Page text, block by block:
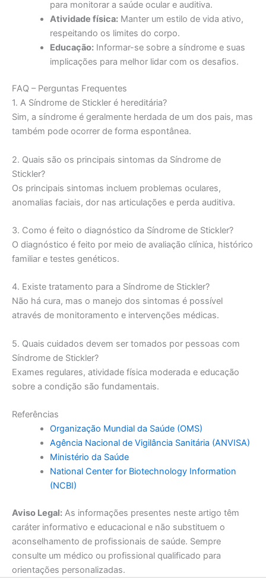
para monitorar a saúde ocular e auditiva.
Atividade física:Manter um estilo de vida ativo,
respeitando os limites do corpo.
Educação:Informar-se sobre a síndrome e suas
implicações para melhor lidar com os desafios.
FAQ – Perguntas Frequentes
1. A Síndrome de Stickler é hereditária?
Sim, a síndrome é geralmente herdada de um dos pais, mas
também pode ocorrer de forma espontânea.
2. Quais são os principais sintomas da Síndrome de
Stickler?
Os principais sintomas incluem problemas oculares,
anomalias faciais, dor nas articulações e perda auditiva.
3. Como é feito o diagnóstico da Síndrome de Stickler?
O diagnóstico é feito por meio de avaliação clínica, histórico
familiar e testes genéticos.
4. Existe tratamento para a Síndrome de Stickler?
Não há cura, mas o manejo dos sintomas é possível
através de monitoramento e intervenções médicas.
5. Quais cuidados devem ser tomados por pessoas com
Síndrome de Stickler?
Exames regulares, atividade física moderada e educação
sobre a condição são fundamentais.
Referências
Organização Mundial da Saúde (OMS)
Agência Nacional de Vigilância Sanitária (ANVISA)
Ministério da Saúde
National Center for Biotechnology Information
(NCBI)
Aviso Legal: As informações presentes neste artigo têm
caráter informativo e educacional e não substituem o
aconselhamento de profissionais de saúde. Sempre
consulte um médico ou profissional qualificado para
orientações personalizadas.